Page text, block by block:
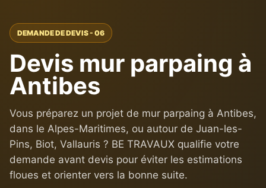
DEMANDE DE DEVIS - 06
Devis mur parpaing à
Antibes
Vous préparez un projet de mur parpaing à Antibes,
dans le Alpes-Maritimes, ou autour de Juan-les-
Pins, Biot, Vallauris ? BE TRAVAUX qualifie votre
demande avant devis pour éviter les estimations
floues et orienter vers la bonne suite.